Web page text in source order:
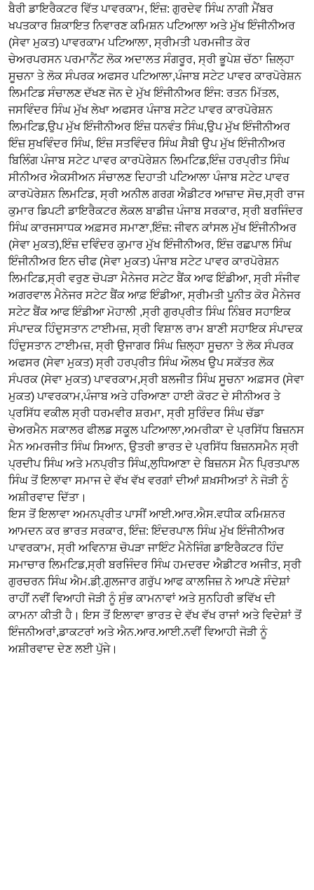
ਬੈਰੀ ਡਾਇਰੈਕਟਰ ਵਿੱਤ ਪਾਵਰਕਾਮ, ਇੰਜ਼: ਗੁਰਦੇਵ ਸਿੰਘ ਨਾਗੀ ਮੈਂਬਰ
ਖਪਤਕਾਰ ਸ਼ਿਕਾਇਤ ਨਿਵਾਰਣ ਕਮਿਸ਼ਨ ਪਟਿਆਲਾ ਅਤੇ ਮੁੱਖ ਇੰਜੀਨੀਅਰ
(ਸੇਵਾ ਮੁਕਤ) ਪਾਵਰਕਾਮ ਪਟਿਆਲਾ, ਸ੍ਰੀਮਤੀ ਪਰਮਜੀਤ ਕੋਰ
ਚੇਅਰਪਰਸਨ ਪਰਮਾਨੈਂਟ ਲੋਕ ਅਦਾਲਤ ਸੰਗਰੂਰ, ਸ੍ਰੀ ਭੂਪੇਸ਼ ਚੱਠਾ ਜ਼ਿਲ੍ਹਾ
ਸੂਚਨਾ ਤੇ ਲੋਕ ਸੰਪਰਕ ਅਫਸਰ ਪਟਿਆਲਾ,ਪੰਜਾਬ ਸਟੇਟ ਪਾਵਰ ਕਾਰਪੋਰੇਸ਼ਨ
ਲਿਮਟਿਡ ਸੰਚਾਲਣ ਦੱਖਣ ਜੋਨ ਦੇ ਮੁੱਖ ਇੰਜੀਨੀਅਰ ਇੰਜ: ਰਤਨ ਮਿੱਤਲ,
ਜਸਵਿੰਦਰ ਸਿੰਘ ਮੁੱਖ ਲੇਖਾ ਅਫਸਰ ਪੰਜਾਬ ਸਟੇਟ ਪਾਵਰ ਕਾਰਪੋਰੇਸ਼ਨ
ਲਿਮਟਿਡ,ਉਪ ਮੁੱਖ ਇੰਜੀਨੀਅਰ ਇੰਜ਼ ਧਨਵੰਤ ਸਿੰਘ,ਉਪ ਮੁੱਖ ਇੰਜੀਨੀਅਰ
ਇੰਜ਼ ਸੁਖਵਿੰਦਰ ਸਿੰਘ, ਇੰਜ਼ ਸਤਵਿੰਦਰ ਸਿੰਘ ਸੈਬੀ ਉਪ ਮੁੱਖ ਇੰਜੀਨੀਅਰ
ਬਿਲਿੰਗ ਪੰਜਾਬ ਸਟੇਟ ਪਾਵਰ ਕਾਰਪੋਰੇਸ਼ਨ ਲਿਮਟਿਡ,ਇੰਜ਼ ਹਰਪ੍ਰੀਤ ਸਿੰਘ
ਸੀਨੀਅਰ ਐਕਸੀਅਨ ਸੰਚਾਲਣ ਦਿਹਾਤੀ ਪਟਿਆਲਾ ਪੰਜਾਬ ਸਟੇਟ ਪਾਵਰ
ਕਾਰਪੋਰੇਸ਼ਨ ਲਿਮਟਿਡ, ਸ੍ਰੀ ਅਨੀਲ ਗਰਗ ਐਡੀਟਰ ਆਜ਼ਾਦ ਸੋਚ,ਸ੍ਰੀ ਰਾਜ
ਕੁਮਾਰ ਡਿਪਟੀ ਡਾਇਰੈਕਟਰ ਲੋਕਲ ਬਾਡੀਜ਼ ਪੰਜਾਬ ਸਰਕਾਰ, ਸ੍ਰੀ ਬਰਜਿੰਦਰ
ਸਿੰਘ ਕਾਰਜਸਾਧਕ ਅਫ਼ਸਰ ਸਮਾਣਾ,ਇੰਜ਼: ਜੀਵਨ ਕਾਂਸਲ ਮੁੱਖ ਇੰਜੀਨੀਅਰ
(ਸੇਵਾ ਮੁਕਤ),ਇੰਜ਼ ਦਵਿੰਦਰ ਕੁਮਾਰ ਮੁੱਖ ਇੰਜੀਨੀਅਰ, ਇੰਜ਼ ਰਛਪਾਲ ਸਿੰਘ
ਇੰਜੀਨੀਅਰ ਇਨ ਚੀਫ (ਸੇਵਾ ਮੁਕਤ) ਪੰਜਾਬ ਸਟੇਟ ਪਾਵਰ ਕਾਰਪੋਰੇਸ਼ਨ
ਲਿਮਟਿਡ,ਸ੍ਰੀ ਵਰੁਣ ਚੋਪੜਾ ਮੈਨੇਜਰ ਸਟੇਟ ਬੈਂਕ ਆਫ ਇੰਡੀਆ, ਸ੍ਰੀ ਸੰਜੀਵ
ਅਗਰਵਾਲ ਮੈਨੇਜਰ ਸਟੇਟ ਬੈਂਕ ਆਫ਼ ਇੰਡੀਆ, ਸ੍ਰੀਮਤੀ ਪੂਨੀਤ ਕੋਰ ਮੈਨੇਜਰ
ਸਟੇਟ ਬੈਂਕ ਆਫ ਇੰਡੀਆ ਮੋਹਾਲੀ ,ਸ੍ਰੀ ਗੁਰਪ੍ਰੀਤ ਸਿੰਘ ਨਿੰਬਰ ਸਹਾਇਕ
ਸੰਪਾਦਕ ਹਿੰਦੁਸਤਾਨ ਟਾਈਮਜ਼, ਸ੍ਰੀ ਵਿਸ਼ਾਲ ਰਾਮ ਬਾਣੀ ਸਹਾਇਕ ਸੰਪਾਦਕ
ਹਿੰਦੁਸਤਾਨ ਟਾਈਮਜ਼, ਸ੍ਰੀ ਉਜਾਗਰ ਸਿੰਘ ਜ਼ਿਲ੍ਹਾ ਸੂਚਨਾ ਤੇ ਲੋਕ ਸੰਪਰਕ
ਅਫਸਰ (ਸੇਵਾ ਮੁਕਤ) ਸ੍ਰੀ ਹਰਪ੍ਰੀਤ ਸਿੰਘ ਔਲਖ ਉਪ ਸਕੱਤਰ ਲੋਕ
ਸੰਪਰਕ (ਸੇਵਾ ਮੁਕਤ) ਪਾਵਰਕਾਮ,ਸ੍ਰੀ ਬਲਜੀਤ ਸਿੰਘ ਸੂਚਨਾ ਅਫ਼ਸਰ (ਸੇਵਾ
ਮੁਕਤ) ਪਾਵਰਕਾਮ,ਪੰਜਾਬ ਅਤੇ ਹਰਿਆਣਾ ਹਾਈ ਕੋਰਟ ਦੇ ਸੀਨੀਅਰ ਤੇ
ਪ੍ਰਸਿੱਧ ਵਕੀਲ ਸ੍ਰੀ ਧਰਮਵੀਰ ਸ਼ਰਮਾ, ਸ੍ਰੀ ਸੁਰਿੰਦਰ ਸਿੰਘ ਚੱਡਾ
ਚੇਅਰਮੈਨ ਸਕਾਲਰ ਫੀਲਡ ਸਕੂਲ ਪਟਿਆਲਾ,ਅਮਰੀਕਾ ਦੇ ਪ੍ਰਸਿੱਧ ਬਿਜ਼ਨਸ
ਮੈਨ ਅਮਰਜੀਤ ਸਿੰਘ‌ ਸਿਆਨ, ਉਤਰੀ ਭਾਰਤ ਦੇ ਪ੍ਰਸਿੱਧ ਬਿਜ਼ਨਸਮੈਨ ਸ੍ਰੀ
ਪ੍ਰਦੀਪ ਸਿੰਘ ਅਤੇ ਮਨਪ੍ਰੀਤ ਸਿੰਘ,ਲੁਧਿਆਣਾ ਦੇ ਬਿਜ਼ਨਸ ਮੈਨ ਪ੍ਰਿਤਪਾਲ
ਸਿੰਘ ਤੋਂ ਇਲਾਵਾ ਸਮਾਜ ਦੇ ਵੱਖ ਵੱਖ ਵਰਗਾਂ ਦੀਆਂ ਸ਼ਖ਼ਸੀਅਤਾਂ ਨੇ ਜੋੜੀ ਨੂੰ
ਅਸ਼ੀਰਵਾਦ ਦਿੱਤਾ।
ਇਸ ਤੋਂ ਇਲਾਵਾ ਅਮਨਪ੍ਰੀਤ ਪਾਸੀਂ ਆਈ.ਆਰ.ਐਸ.ਵਧੀਕ ਕਮਿਸ਼ਨਰ
ਆਮਦਨ ਕਰ ਭਾਰਤ ਸਰਕਾਰ, ਇੰਜ਼: ਇੰਦਰਪਾਲ ਸਿੰਘ ਮੁੱਖ ਇੰਜੀਨੀਅਰ
ਪਾਵਰਕਾਮ, ਸ੍ਰੀ ਅਵਿਨਾਸ਼ ਚੋਪੜਾ ਜਾਇੰਟ ਮੈਨੇਜਿੰਗ ਡਾਇਰੈਕਟਰ ਹਿੰਦ
ਸਮਾਚਾਰ ਲਿਮਟਿਡ,ਸ੍ਰੀ ਬਰਜਿੰਦਰ ਸਿੰਘ ਹਮਦਰਦ ਐਡੀਟਰ ਅਜੀਤ, ਸ੍ਰੀ
ਗੁਰਚਰਨ ਸਿੰਘ ਐਮ.ਡੀ਼.ਗੁਲਜਾਰ ਗਰੁੱਪ ਆਫ ਕਾਲਜਿਜ਼ ਨੇ ਆਪਣੇ ਸੰਦੇਸ਼ਾਂ
ਰਾਹੀਂ ਨਵੀਂ ਵਿਆਹੀ ਜੋੜੀ ਨੂੰ ਸੁੰਭ ਕਾਮਨਾਵਾਂ ਅਤੇ ਸੁਨਹਿਰੀ ਭਵਿੱਖ ਦੀ
ਕਾਮਨਾ ਕੀਤੀ ਹੈ। ਇਸ ਤੋਂ ਇਲਾਵਾ ਭਾਰਤ ਦੇ ਵੱਖ ਵੱਖ ਰਾਜਾਂ ਅਤੇ ਵਿਦੇਸ਼ਾਂ ਤੋਂ
ਇੰਜਨੀਅਰਾਂ,ਡਾਕਟਰਾਂ ਅਤੇ ਐਨ.ਆਰ.ਆਈ.ਨਵੀਂ ਵਿਆਹੀ ਜੋੜੀ ਨੂੰ
ਅਸ਼ੀਰਵਾਦ ਦੇਣ ਲਈ ਪੁੱਜੇ।